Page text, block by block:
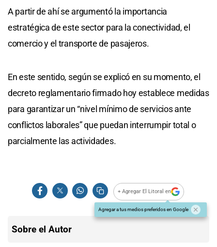
A partir de ahí se argumentó la importancia
estratégica de este sector para la conectividad, el
comercio y el transporte de pasajeros.
En este sentido, según se explicó en su momento, el
decreto reglamentario firmado hoy establece medidas
para garantizar un “nivel mínimo de servicios ante
conflictos laborales” que puedan interrumpir total o
parcialmente las actividades.
+ Agregar El Litoral en
Agregar a tus medios preferidos en Google
Sobre el Autor